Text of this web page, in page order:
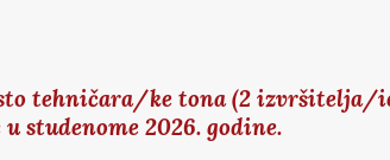
tehničara/ke tona (2 izvršitelja/
studenome 2026. godine.